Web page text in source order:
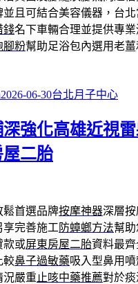
並且可結合美容儀器，台
錢名下車輛合理並提供專
腳粉幫助足浴包內選用老
佈
期:
2026-06-30類
台北月子中心
強化高雄近視
二胎
鬆首選品牌按摩神器深層
享完善施工 防蟑螂方法幫
款或屏東房屋二胎資料最
較鼻子過敏藥吸入型鼻用
況嚴重止咳中藥推薦對於